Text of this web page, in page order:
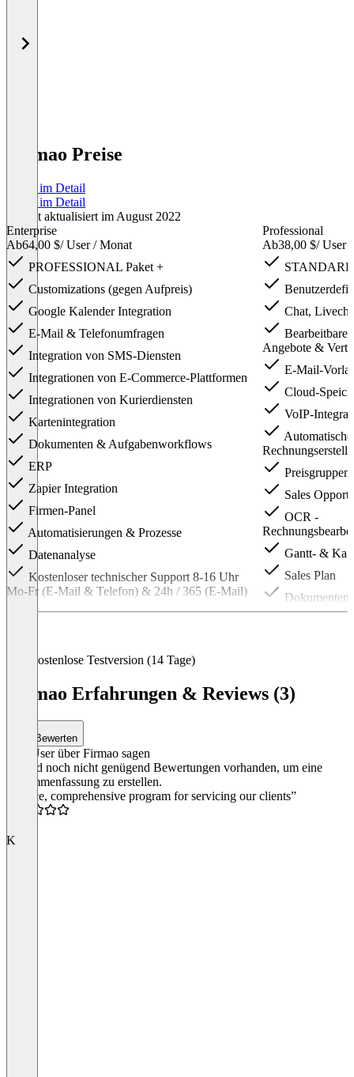
Firmao Preise
Preise im Detail
Preise im Detail
Zuletzt aktualisiert im August 2022
Enterprise
Ab64,00 $/ User / Monat
PROFESSIONAL Paket +
Customizations (gegen Aufpreis)
Google Kalender Integration
E-Mail & Telefonumfragen
Integration von SMS-Diensten
Integrationen von E-Commerce-Plattformen
Integrationen von Kurierdiensten
Kartenintegration
Dokumenten & Aufgabenworkflows
ERP
Zapier Integration
Firmen-Panel
Automatisierungen & Prozesse
Datenanalyse
Kostenloser technischer Support 8-16 Uhr
Mo-Fr (E-Mail & Telefon) & 24h / 365 (E-Mail)
Professional
Ab38,00 $/ User
Chat,
Bearbeitbare
Angebote &
E-Mail-
Cloud-
VoIP-
Sales
OCR -
Gantt- &
Sales Plan
Kostenlose Testversion (14 Tage)
Firmao Erfahrungen & Reviews (3)
Bewerten
Was User über Firmao sagen
Es sind noch nicht genügend Bewertungen vorhanden, um eine
Zusammenfassung zu erstellen.
“A nice, comprehensive program for servicing our clients”
K